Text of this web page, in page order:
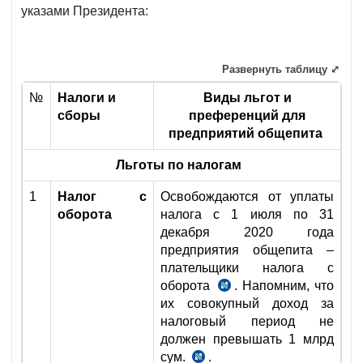
указами Президента:
№
Налоги и
сборы
Виды льгот и
преференций для
предприятий общепита
Льготы по налогам
1
Налог с
оборота
Освобождаются от уплаты
налога с 1 июля по 31
декабря 2020 года
предприятия общепита –
плательщики налога с
оборота
п.
1
№УП-6029
от
. Напомним, что
их совокупный доход за
налоговый период не
должен превышать 1 млрд
сум.
ст.
.
Развернуть таблицу ⤢